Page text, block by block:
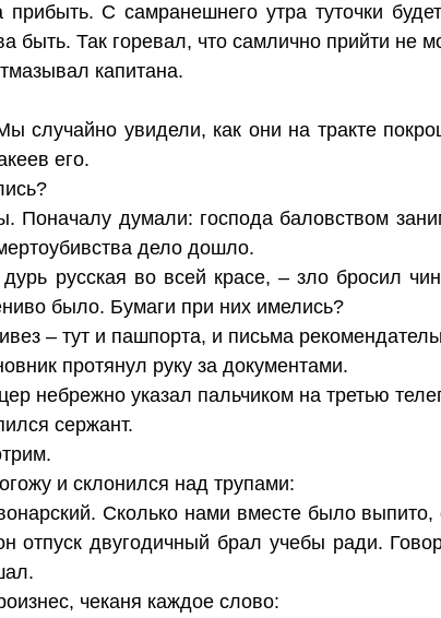
С самранешнего утра туточки
быть. Так горевал, что самлично прийти не
капитана.
случайно увидели, как они на тракте
его.
Поначалу думали: господа баловством
дело дошло.
русская во всей красе, – зло бросил
было. Бумаги при них имелись?
– тут и пашпорта, и письма
протянул руку за документами.
небрежно указал пальчиком на третью
сержант.
и склонился над трупами:
Сколько нами вместе было выпито,
отпуск двугодичный брал учебы ради.
чеканя каждое слово: